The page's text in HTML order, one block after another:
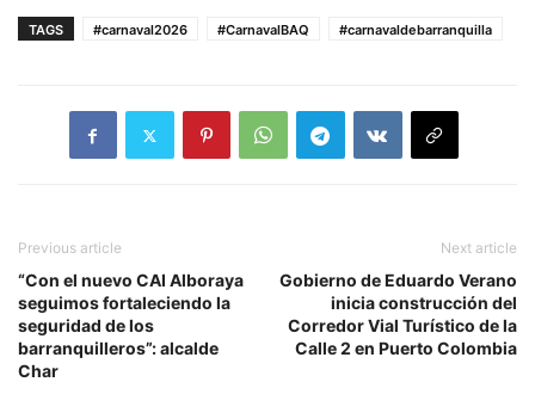
TAGS #carnaval2026 #CarnavalBAQ #carnavaldebarranquilla
Previous article
“Con el nuevo CAI Alboraya
seguimos fortaleciendo la
seguridad de los
barranquilleros”: alcalde
Char
Next article
Gobierno de Eduardo Verano
inicia construcción del
Corredor Vial Turístico de la
Calle 2 en Puerto Colombia